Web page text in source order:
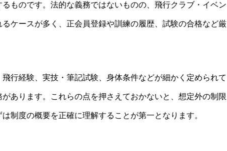
ものです。法的な義務ではないものの、飛行クラブ・イベン
ケースが多く、正会員登録や訓練の履歴、試験の合格など厳
行経験、実技・筆記試験、身体条件などが細かく定められて
あります。これらの点を押さえておかないと、想定外の制限
制度の概要を正確に理解することが第一となります。